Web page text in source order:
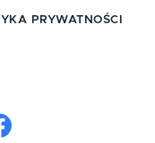
PRYWATNOŚCI